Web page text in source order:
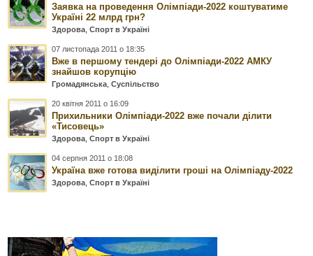
Заявка на проведення Олімпіади-2022 коштуватиме
Україні 22 млрд грн?
Здорова ,Спорт в Україні
07 листопада 2011 о 18:35
Вже в першому тендері до Олімпіади-2022 АМКУ
знайшов корупцію
Громадянська ,Суспільство
20 квітня 2011 о 16:09
Прихильники Олімпіади-2022 вже почали ділити
«Тисовець»
Здорова ,Спорт в Україні
04 серпня 2011 о 18:08
Україна вже готова виділити гроші на Олімпіаду-2022
Здорова ,Спорт в Україні